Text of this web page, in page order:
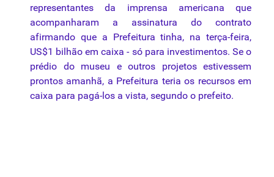
representantesda imprensa americana que
acompanharam a assinatura do contrato
afirmando que a Prefeitura tinha, na terça-feira,
US$1 bilhão em caixa - só para investimentos. Se o
prédio do museu e outros projetos estivessem
prontos amanhã, a Prefeitura teria os recursos em
caixa para pagá-los a vista, segundo o prefeito.